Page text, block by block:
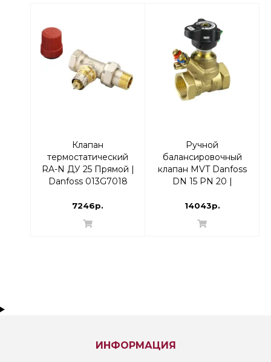
Клапан
термостатический
RA-N ДУ 25 Прямой |
Danfoss 013G7018
7246р.
Ручной
балансировочный
клапан MVT Danfoss
DN 15 PN 20 |
14043р.
ИНФОРМАЦИЯ